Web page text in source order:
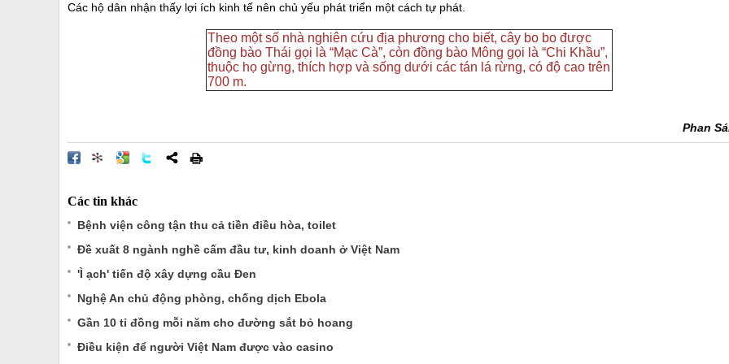
Các hộ dân nhận thấy lợi ích kinh tế nên chủ yếu phát triển một cách tự phát.
Theo một số nhà nghiên cứu địa phương cho biết, cây bo bo được
đồng bào Thái gọi là “Mạc Cà”, còn đồng bào Mông gọi là “Chi Khầu”,
thuộc họ gừng, thích hợp và sống dưới các tán lá rừng, có độ cao trên
700 m.
Phan
Các tin khác
Bệnh viện công tận thu cả tiền điều hòa, toilet
Đề xuất 8 ngành nghề cấm đầu tư, kinh doanh ở Việt Nam
'Ì ạch' tiến độ xây dựng cầu Đen
Nghệ An chủ động phòng, chống dịch Ebola
Gần 10 tỉ đồng mỗi năm cho đường sắt bỏ hoang
Điều kiện để người Việt Nam được vào casino